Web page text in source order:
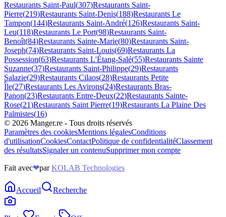
Restaurants Saint-Paul(307)Restaurants Saint-
Pierre(219)Restaurants Saint-Denis(188)Restaurants Le
Tampon(144)Restaurants Saint-André(126)Restaurants Saint-
Leu(118)Restaurants Le Port(98)Restaurants Saint-
Benoît(84)Restaurants Sainte-Marie(80)Restaurants Saint-
Joseph(74)Restaurants Saint-Louis(69)Restaurants La
Possession(63)Restaurants L'Étang-Salé(55)Restaurants Sainte
Suzanne(37)Restaurants Saint-Philippe(29)Restaurants
Salazie(29)Restaurants Cilaos(28)Restaurants Petite
Île(27)Restaurants Les Avirons(24)Restaurants Bras-
Panon(23)Restaurants Entre-Deux(22)Restaurants Sainte-
Rose(21)Restaurants Saint Pierre(19)Restaurants La Plaine Des
Palmistes(16)
© 2026 Manger.re - Tous droits réservés
Paramètres des cookiesMentions légalesConditions
d'utilisationCookiesContactPolitique de confidentialitéClassement
des résultatsSignaler un contenuSupprimer mon compte
Fait avec❤par KOLAB Technologies
Accueil Recherche